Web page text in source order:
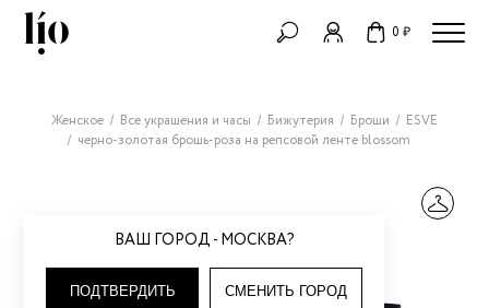
0 ₽
ВАШ ГОРОД - МОСКВА?
ПОДТВЕРДИТЬ СМЕНИТЬ ГОРОД
Женское Все украшения и часы Бижутерия Броши
ESVE
черно-золотая брошь-роза на репсовой ленте blossom